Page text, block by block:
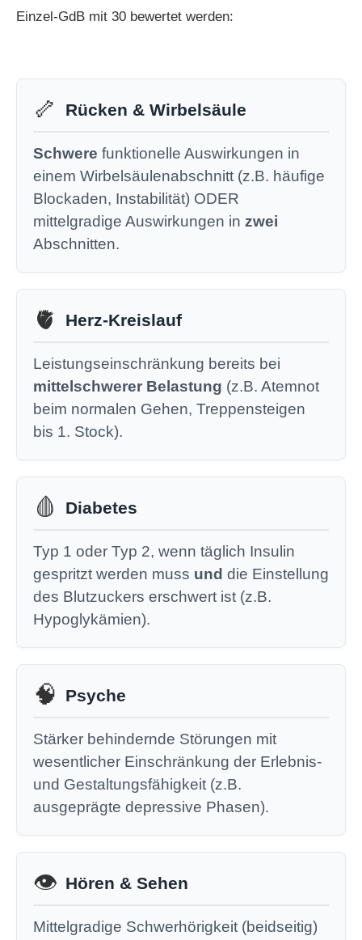
Einzel-GdB mit 30 bewertet werden:
🦴 Rücken & Wirbelsäule
Schwere funktionelle Auswirkungen in
einem Wirbelsäulenabschnitt (z.B. häufige
Blockaden, Instabilität) ODER
mittelgradige Auswirkungen in zwei
Abschnitten.
🫀 Herz-Kreislauf
Leistungseinschränkung bereits bei
mittelschwerer Belastung (z.B. Atemnot
beim normalen Gehen, Treppensteigen
bis 1. Stock).
🩸 Diabetes
Typ 1 oder Typ 2, wenn täglich Insulin
gespritzt werden muss und die Einstellung
des Blutzuckers erschwert ist (z.B.
Hypoglykämien).
🧠 Psyche
Stärker behindernde Störungen mit
wesentlicher Einschränkung der Erlebnis-
und Gestaltungsfähigkeit (z.B.
ausgeprägte depressive Phasen).
👁️ Hören & Sehen
Mittelgradige Schwerhörigkeit (beidseitig)